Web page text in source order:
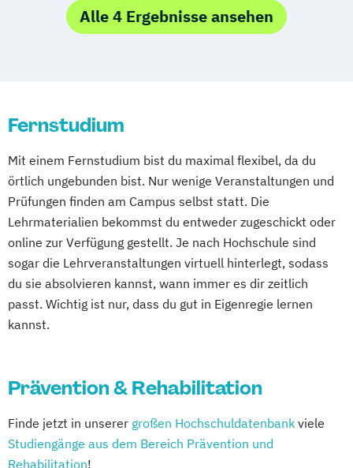
Magdeburg Ostfildern
Frühpädagogik – Leitung und Management
in der frühkindlichen Bildung
Kindheitspädagogik Duales Studium
Komplementäre Heilverfahren in der
Schmerztherapie
Krisenmanagement im Be­völ­kerungsschutz
Logopädie
Medical Fitness & Athletic Management
Medizinalfachberufe
Pharmamanagement und
Physician Assistant Physiotherapie
Psychologie
Alle 4 Ergebnisse ansehen
Fernstudium
Mit einem Fernstudium bist du maximal flexibel, da du
örtlich ungebunden bist. Nur wenige Veranstaltungen und
Prüfungen finden am Campus selbst statt. Die
Lehrmaterialien bekommst du entweder zugeschickt oder
online zur Verfügung gestellt. Je nach Hochschule sind
sogar die Lehrveranstaltungen virtuell hinterlegt, sodass
du sie absolvieren kannst, wann immer es dir zeitlich
passt. Wichtig ist nur, dass du gut in Eigenregie lernen
kannst.
Prävention & Rehabilitation
Finde jetzt in unserer großen Hochschuldatenbank viele
Studiengänge aus dem Bereich Prävention und
Rehabilitation!